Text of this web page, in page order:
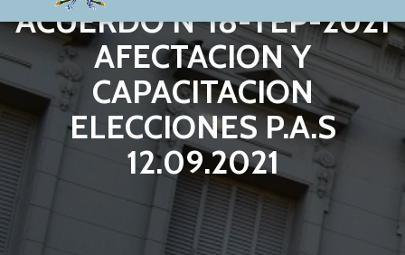
G
E
ACUERDO N°18-TEP-2021
AFECTACION Y
CAPACITACION
ELECCIONES P.A.S
12.09.2021